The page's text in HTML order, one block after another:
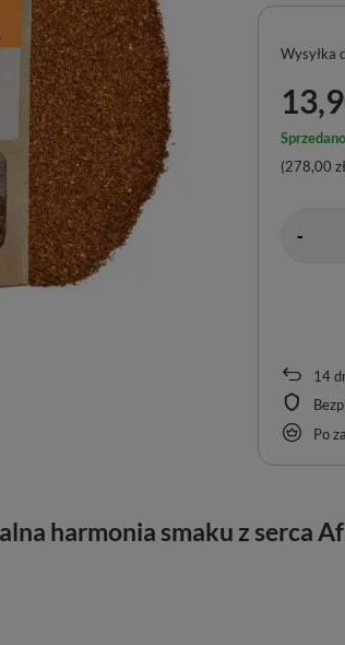
14
Po
Wysyłka
(278,00
-
harmonia smaku z serca